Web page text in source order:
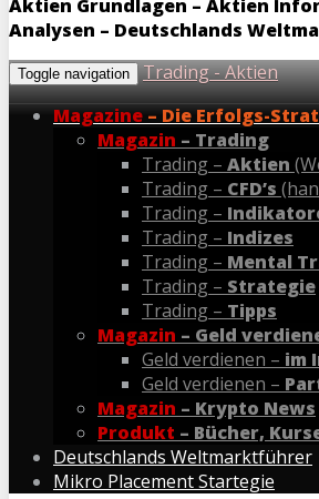
Aktien Grundlagen – Aktien
Analysen – Deutschlands
Toggle navigation
Trading - Aktien
Magazine – Die Erfolgs-
Magazin – Trading
Trading – Aktien
Trading – CFD’s
Trading –
Trading – Indizes
Trading – Mental
Trading – Strategie
Trading – Tipps
Magazin – Geld
Geld verdienen – im
Geld verdienen –
Magazin – Krypto News
Produkt – Bücher,
Deutschlands Weltmarktführer
Mikro Placement Startegie